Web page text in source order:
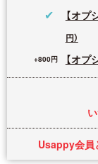
【オ
円）
【オプ
Usappy会員